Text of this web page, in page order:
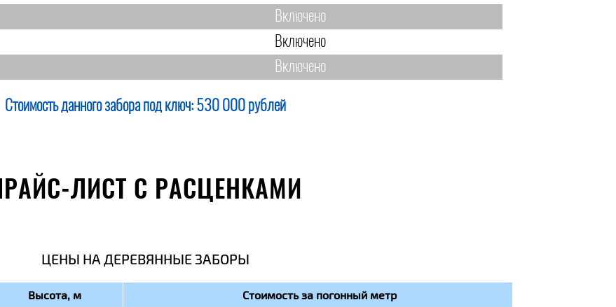
Включено
Включено
Включено
Стоимость данного забора под ключ: 530 000 рублей
ПРАЙС-ЛИСТ С РАСЦЕНКАМИ
ЦЕНЫ НА ДЕРЕВЯННЫЕ ЗАБОРЫ
Высота, м Стоимость за погонный метр